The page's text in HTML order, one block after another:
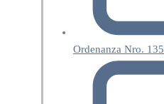
Ordenanza Nro. 135